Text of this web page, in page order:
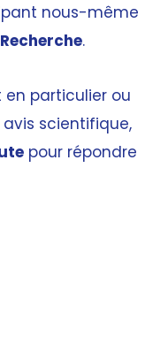
nous-même
.
en particulier ou
scientifique,
pour répondre